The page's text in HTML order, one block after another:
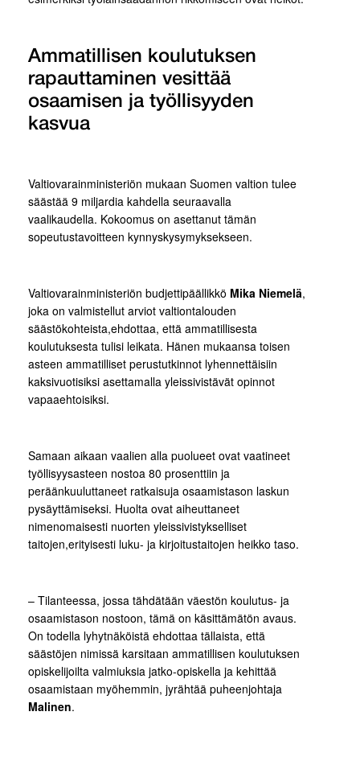
Ammatillisen koulutuksen
rapauttaminen vesittää
osaamisen ja työllisyyden
kasvua
Valtiovarainministeriön mukaan Suomen valtion tulee
säästää 9 miljardia kahdella seuraavalla
vaalikaudella. Kokoomus on asettanut tämän
sopeutustavoitteen kynnyskysymyksekseen.
Valtiovarainministeriön budjettipäällikkö Mika Niemelä,
joka on valmistellut arviot valtiontalouden
säästökohteista,ehdottaa, että ammatillisesta
koulutuksesta tulisi leikata. Hänen mukaansa toisen
asteen ammatilliset perustutkinnot lyhennettäisiin
kaksivuotisiksi asettamalla yleissivistävät opinnot
vapaaehtoisiksi.
Samaan aikaan vaalien alla puolueet ovat vaatineet
työllisyysasteen nostoa 80 prosenttiin ja
peräänkuuluttaneet ratkaisuja osaamistason laskun
pysäyttämiseksi. Huolta ovat aiheuttaneet
nimenomaisesti nuorten yleissivistykselliset
taitojen,erityisesti luku- ja kirjoitustaitojen heikko taso.
– Tilanteessa, jossa tähdätään väestön koulutus- ja
osaamistason nostoon, tämä on käsittämätön avaus.
On todella lyhytnäköistä ehdottaa tällaista, että
säästöjen nimissä karsitaan ammatillisen koulutuksen
opiskelijoilta valmiuksia jatko-opiskella ja kehittää
osaamistaan myöhemmin, jyrähtää puheenjohtaja
Malinen.